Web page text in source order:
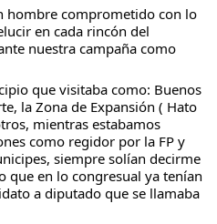
hombre comprometido con lo
en cada rincón del
nuestra campaña como
que visitaba como: Buenos
la Zona de Expansión ( Hato
mientras estabamos
como regidor por la FP y
siempre solían decirme
que en lo congresual ya tenían
a diputado que se llamaba